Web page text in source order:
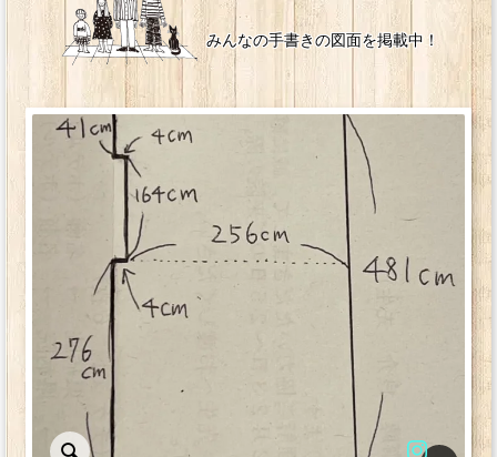
みんなの手書きの図面を掲載中！